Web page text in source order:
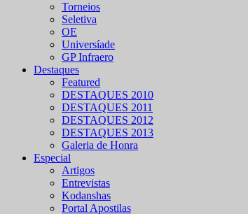
Torneios
Seletiva
OE
Universíade
GP Infraero
Destaques
Featured
DESTAQUES 2010
DESTAQUES 2011
DESTAQUES 2012
DESTAQUES 2013
Galeria de Honra
Especial
Artigos
Entrevistas
Kodanshas
Portal Apostilas